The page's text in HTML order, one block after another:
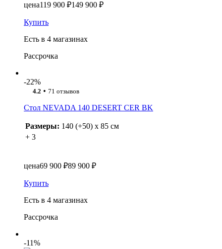
цена119 900 ₽149 900 ₽
Купить
Есть в 4 магазинах
Рассрочка
-22%
4.2 • 71 отзывов
Стол NEVADA 140 DESERT CER BK
Размеры: 140 (+50) x 85 см
+ 3
цена69 900 ₽89 900 ₽
Купить
Есть в 4 магазинах
Рассрочка
-11%